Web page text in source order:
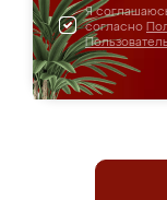
Я
согласно